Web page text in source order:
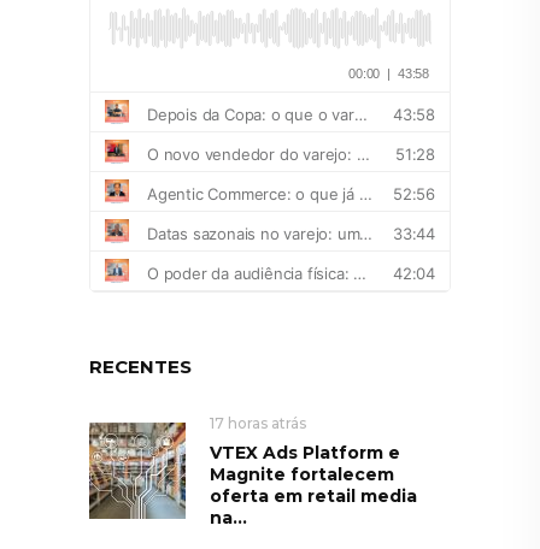
RECENTES
17 horas atrás
VTEX Ads Platform e
Magnite fortalecem
oferta em retail media
na...